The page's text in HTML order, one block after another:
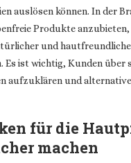
auslösen können. In der
Produkte
und
Es ist wichtig, Kunden über
aufzuklären und
für die
machen